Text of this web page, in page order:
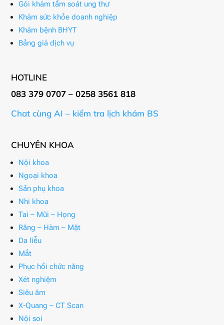
Gói khám tầm soát ung thư
Khám sức khỏe doanh nghiệp
Khám bệnh BHYT
Bảng giá dịch vụ
HOTLINE
083 379 0707 – 0258 3561 818
Chat cùng AI – kiểm tra lịch khám BS
CHUYÊN KHOA
Nội khoa
Ngoại khoa
Sản phụ khoa
Nhi khoa
Tai – Mũi – Họng
Răng – Hàm – Mặt
Da liễu
Mắt
Phục hồi chức năng
Xét nghiệm
Siêu âm
X-Quang – CT Scan
Nội soi